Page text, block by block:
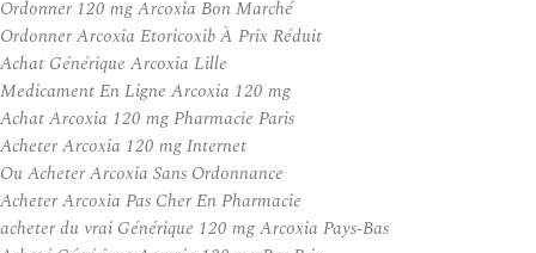
Ordonner 120 mg Arcoxia Bon Marché
Ordonner Arcoxia Etoricoxib À Prix Réduit
Achat Générique Arcoxia Lille
Medicament En Ligne Arcoxia 120 mg
Achat Arcoxia 120 mg Pharmacie Paris
Acheter Arcoxia 120 mg Internet
Ou Acheter Arcoxia Sans Ordonnance
Acheter Arcoxia Pas Cher En Pharmacie
acheter du vrai Générique 120 mg Arcoxia Pays-Bas